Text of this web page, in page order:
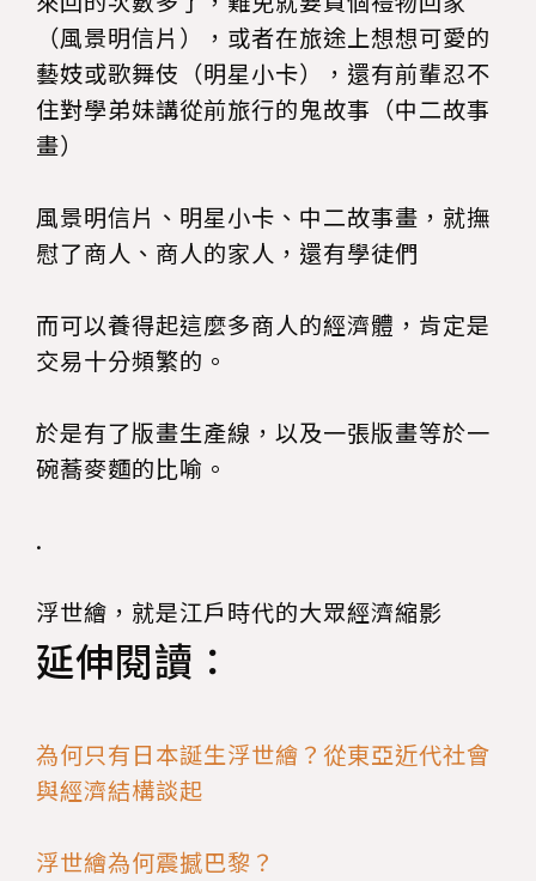
（風景明信片），或者在旅途上想想可愛的
藝妓或歌舞伎（明星小卡），還有前輩忍不
住對學弟妹講從前旅行的鬼故事（中二故事
畫）
風景明信片、明星小卡、中二故事畫，就撫
慰了商人、商人的家人，還有學徒們
而可以養得起這麼多商人的經濟體，肯定是
交易十分頻繁的。
於是有了版畫生產線，以及一張版畫等於一
碗蕎麥麵的比喻。
.
浮世繪，就是江戶時代的大眾經濟縮影
延伸閱讀：
為何只有日本誕生浮世繪？從東亞近代社會
與經濟結構談起
浮世繪為何震撼巴黎？